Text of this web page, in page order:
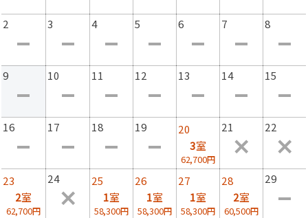
同一厨房で調理しているため、症状が重篤な方や直前での
※苦手な食材等ございましたら事前にお伝え下さい。内容
くださいませ。
★追加2，200円税込で但馬牛に変更可能です。ご希望の
場合は宿までご連絡ください。
小学生様は「お子様会席」
幼児様は「お子様ランチ」のご用意となります。
2 3 4 5 6 7 8
9 10 11 12 13 14 15
16 17 18 19
20
3室
62,700円
21 22
23
2室
62,700円
24
25
1室
58,300円
26
1室
58,300円
27
1室
58,300円
28
2室
60,500円
29